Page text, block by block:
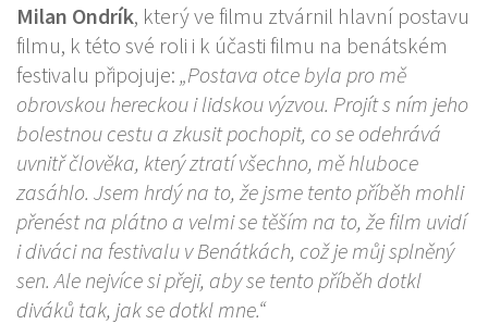
Milan Ondrík, který ve filmu ztvárnil hlavní postavu
filmu, k této své roli i k účasti filmu na benátském
festivalu připojuje: „Postava otce byla pro mě
obrovskou hereckou i lidskou výzvou. Projít s ním jeho
bolestnou cestu a zkusit pochopit, co se odehrává
uvnitř člověka, který ztratí všechno, mě hluboce
zasáhlo. Jsem hrdý na to, že jsme tento příběh mohli
přenést na plátno a velmi se těším na to, že film uvidí
i diváci na festivalu v Benátkách, což je můj splněný
sen. Ale nejvíce si přeji, aby se tento příběh dotkl
diváků tak, jak se dotkl mne.“